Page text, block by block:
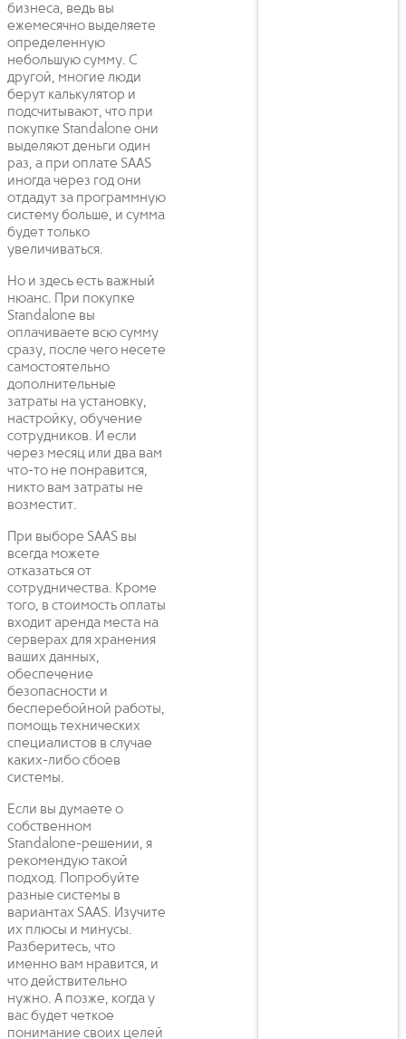
бизнеса, ведь вы
ежемесячно выделяете
определенную
небольшую сумму. С
другой, многие люди
берут калькулятор и
подсчитывают, что при
покупке Standalone они
выделяют деньги один
раз, а при оплате SAAS
иногда через год они
отдадут за программную
систему больше, и сумма
будет только
увеличиваться.
Но и здесь есть важный
нюанс. При покупке
Standalone вы
оплачиваете всю сумму
сразу, после чего несете
самостоятельно
дополнительные
затраты на установку,
настройку, обучение
сотрудников. И если
через месяц или два вам
что-то не понравится,
никто вам затраты не
возместит.
При выборе SAAS вы
всегда можете
отказаться от
сотрудничества. Кроме
того, в стоимость оплаты
входит аренда места на
серверах для хранения
ваших данных,
обеспечение
безопасности и
бесперебойной работы,
помощь технических
специалистов в случае
каких-либо сбоев
системы.
Если вы думаете о
собственном
Standalone-решении, я
рекомендую такой
подход. Попробуйте
разные системы в
вариантах SAAS. Изучите
их плюсы и минусы.
Разберитесь, что
именно вам нравится, и
что действительно
нужно. А позже, когда у
вас будет четкое
понимание своих целей